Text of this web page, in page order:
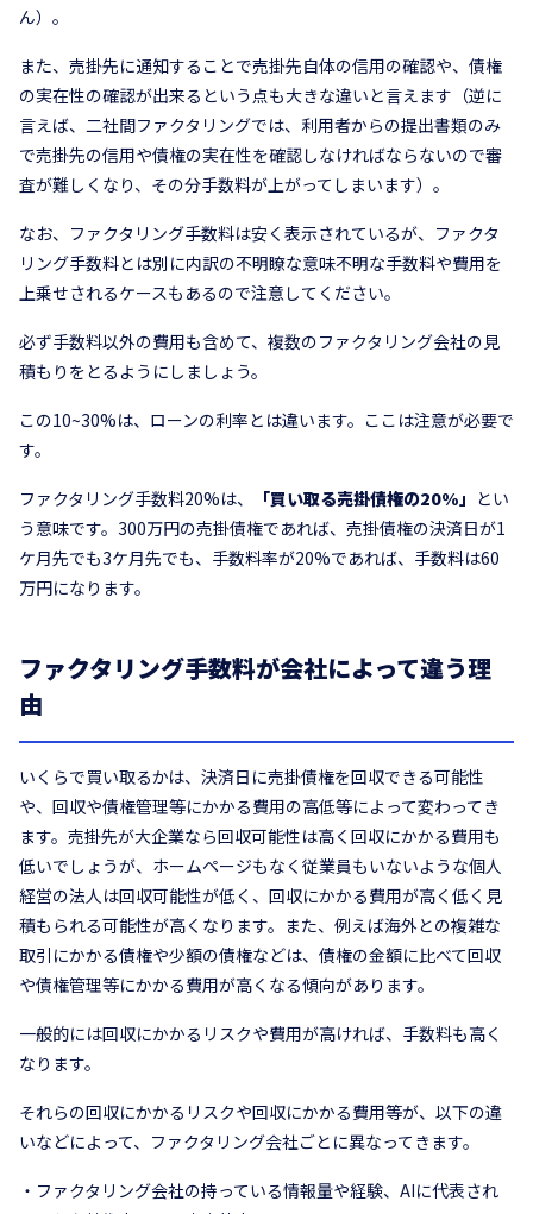
ん）。
また、売掛先に通知することで売掛先自体の信用の確認や、債権
の実在性の確認が出来るという点も大きな違いと言えます（逆に
言えば、二社間ファクタリングでは、利用者からの提出書類のみ
で売掛先の信用や債権の実在性を確認しなければならないので審
査が難しくなり、その分手数料が上がってしまいます）。
なお、ファクタリング手数料は安く表示されているが、ファクタ
リング手数料とは別に内訳の不明瞭な意味不明な手数料や費用を
上乗せされるケースもあるので注意してください。
必ず手数料以外の費用も含めて、複数のファクタリング会社の見
積もりをとるようにしましょう。
この10~30%は、ローンの利率とは違います。ここは注意が必要で
す。
ファクタリング手数料20%は、 「買い取る売掛債権の20%」 とい
う意味です。300万円の売掛債権であれば、売掛債権の決済日が1
ケ月先でも3ケ月先でも、手数料率が20%であれば、手数料は60
万円になります。
ファクタリング手数料が会社によって違う理
由
いくらで買い取るかは、決済日に売掛債権を回収できる可能性
や、回収や債権管理等にかかる費用の高低等によって変わってき
ます。売掛先が大企業なら回収可能性は高く回収にかかる費用も
低いでしょうが、ホームページもなく従業員もいないような個人
経営の法人は回収可能性が低く、回収にかかる費用が高く低く見
積もられる可能性が高くなります。また、例えば海外との複雑な
取引にかかる債権や少額の債権などは、債権の金額に比べて回収
や債権管理等にかかる費用が高くなる傾向があります。
一般的には回収にかかるリスクや費用が高ければ、手数料も高く
なります。
それらの回収にかかるリスクや回収にかかる費用等が、以下の違
いなどによって、ファクタリング会社ごとに異なってきます。
・ファクタリング会社の持っている情報量や経験、AIに代表され